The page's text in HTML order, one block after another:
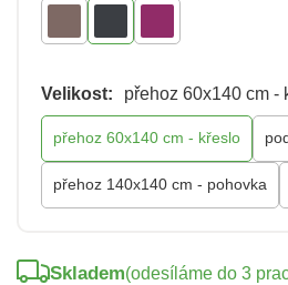
Velikost: přehoz 60x140 cm -
přehoz 60x140 cm - křeslo
přehoz 140x140 cm - pohovka
Skladem(odesíláme do 3